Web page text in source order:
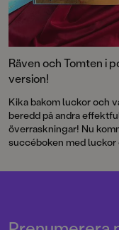
Räven och Tomten i
version!
Kika bakom luckor och
beredd på andra
överraskningar! Nu
succéboken med luckor
stämning och dramatik i